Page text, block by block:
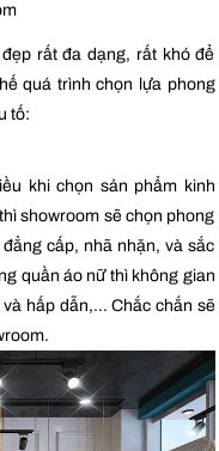
rất đa dạng, rất khó để
quá trình chọn lựa phong
tố:
khi chọn sản phẩm kinh
showroom sẽ chọn phong
cấp, nhã nhặn, và sắc
quần áo nữ thì không gian
hấp dẫn,… Chắc chắn sẽ